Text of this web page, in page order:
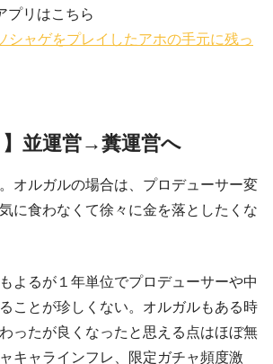
プリはこちら
シャゲをプレイしたアホの手元に残っ
】並運営→糞運営へ
オルガルの場合は、プロデューサー変
に食わなくて徐々に金を落としたくな
よるが１年単位でプロデューサーや中
ことが珍しくない。オルガルもある時
ったが良くなったと思える点はほぼ無
キャラインフレ、限定ガチャ頻度激